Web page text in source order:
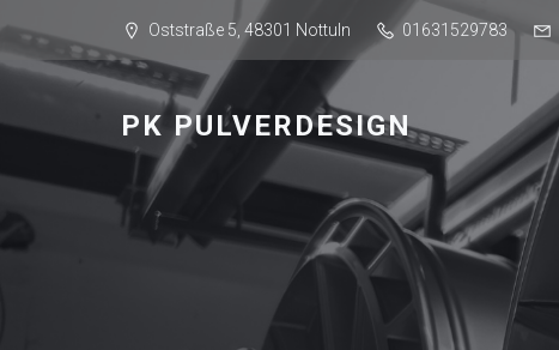
Oststraße 5, 48301 Nottuln 01631529783
PK PULVERDESIGN